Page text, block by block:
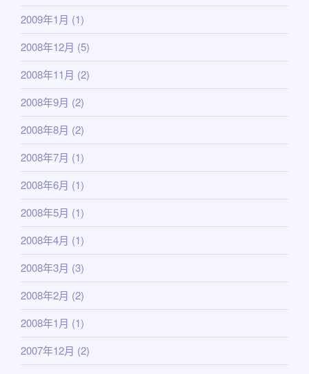
2009年1月 (1)
2008年12月 (5)
2008年11月 (2)
2008年9月 (2)
2008年8月 (2)
2008年7月 (1)
2008年6月 (1)
2008年5月 (1)
2008年4月 (1)
2008年3月 (3)
2008年2月 (2)
2008年1月 (1)
2007年12月 (2)